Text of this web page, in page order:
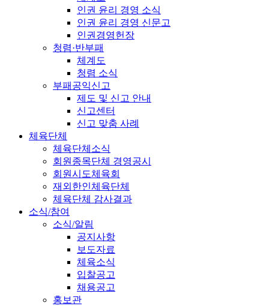
인권 윤리 경영 소식
인권 윤리 경영 신문고
인권경영헌장
청렴·반부패
체계도
청렴 소식
부패공익신고
제도 및 신고 안내
신고센터
신고 맞춤 사례
체육단체
체육단체소식
회원종목단체 경영공시
회원시도체육회
재외한인체육단체
체육단체 감사결과
소식/참여
소식/알림
공지사항
보도자료
체육소식
입찰공고
채용공고
홍보관